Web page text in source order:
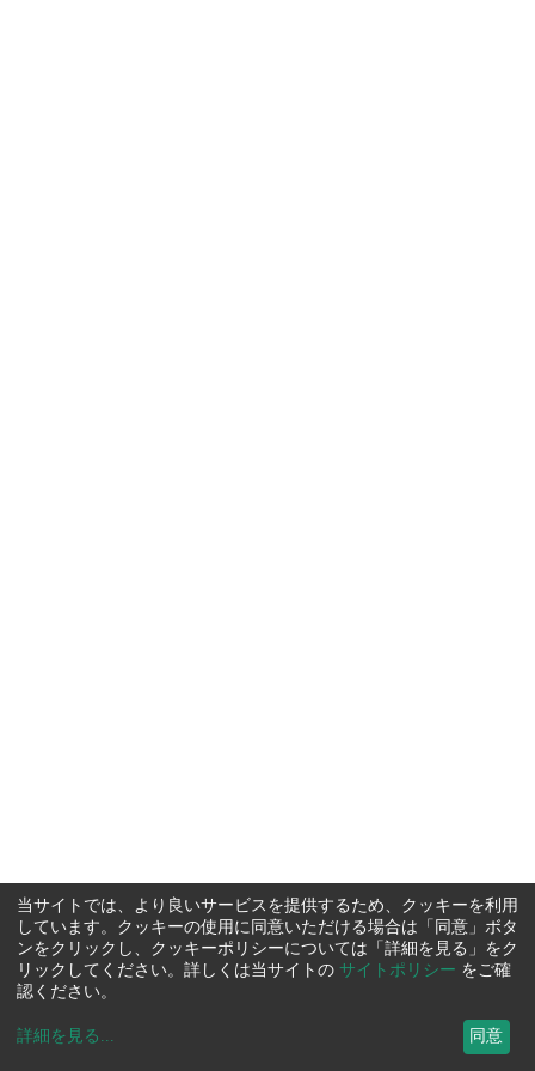
当サイトでは、より良いサービスを提供するため、クッキーを利用
しています。クッキーの使用に同意いただける場合は「同意」ボタ
ンをクリックし、クッキーポリシーについては「詳細を見る」をク
リックしてください。詳しくは当サイトの サイトポリシー をご確
認ください。
詳細を見る ... 同意